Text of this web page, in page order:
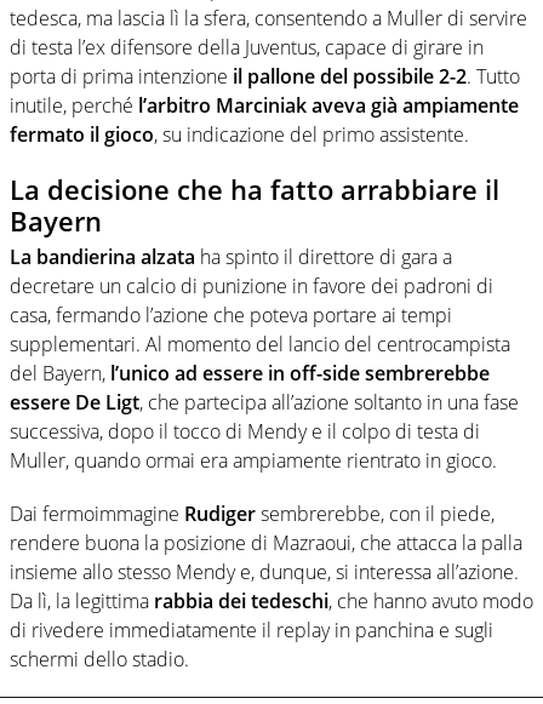
tedesca, ma lascia lì la sfera, consentendo a Muller di servire
di testa l’ex difensore della Juventus, capace di girare in
porta di prima intenzione il pallone del possibile 2-2. Tutto
inutile, perché l’arbitro Marciniak aveva già ampiamente
fermato il gioco, su indicazione del primo assistente.
La decisione che ha fatto arrabbiare il
Bayern
La bandierina alzata ha spinto il direttore di gara a
decretare un calcio di punizione in favore dei padroni di
casa, fermando l’azione che poteva portare ai tempi
supplementari. Al momento del lancio del centrocampista
del Bayern, l’unico ad essere in off-side sembrerebbe
essere De Ligt, che partecipa all’azione soltanto in una fase
successiva, dopo il tocco di Mendy e il colpo di testa di
Muller, quando ormai era ampiamente rientrato in gioco.
Dai fermoimmagine Rudigersembrerebbe, con il piede,
rendere buona la posizione di Mazraoui, che attacca la palla
insieme allo stesso Mendy e, dunque, si interessa all’azione.
Da lì, la legittima rabbia dei tedeschi, che hanno avuto modo
di rivedere immediatamente il replay in panchina e sugli
schermi dello stadio.